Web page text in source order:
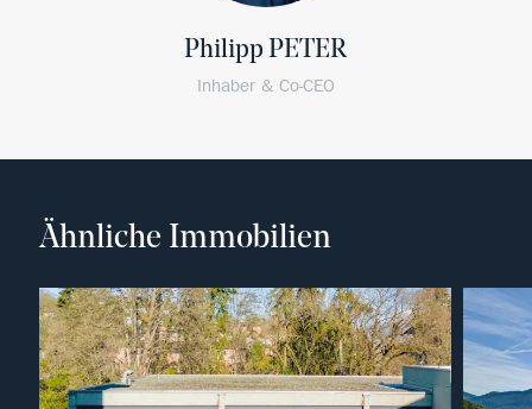
Philipp PETER
Inhaber & Co-CEO
Ähnliche Immobilien